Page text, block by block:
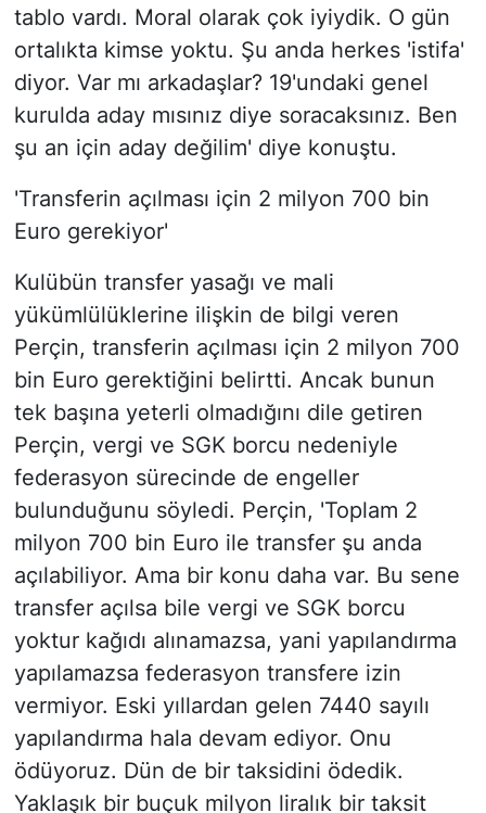
tablo vardı. Moral olarak çok iyiydik. O gün
ortalıkta kimse yoktu. Şu anda herkes 'istifa'
diyor. Var mı arkadaşlar? 19'undaki genel
kurulda aday mısınız diye soracaksınız. Ben
şu an için aday değilim' diye konuştu.
'Transferin açılması için 2 milyon 700 bin
Euro gerekiyor'
Kulübün transfer yasağı ve mali
yükümlülüklerine ilişkin de bilgi veren
Perçin, transferin açılması için 2 milyon 700
bin Euro gerektiğini belirtti. Ancak bunun
tek başına yeterli olmadığını dile getiren
Perçin, vergi ve SGK borcu nedeniyle
federasyon sürecinde de engeller
bulunduğunu söyledi. Perçin, 'Toplam 2
milyon 700 bin Euro ile transfer şu anda
açılabiliyor. Ama bir konu daha var. Bu sene
transfer açılsa bile vergi ve SGK borcu
yoktur kağıdı alınamazsa, yani yapılandırma
yapılamazsa federasyon transfere izin
vermiyor. Eski yıllardan gelen 7440 sayılı
yapılandırma hala devam ediyor. Onu
ödüyoruz. Dün de bir taksidini ödedik.
Yaklaşık bir buçuk milyon liralık bir taksit